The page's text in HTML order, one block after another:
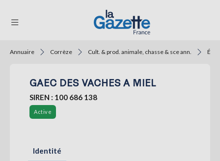
RÉGIONS
FORMATS
SERVICES
Annuaire Corrèze Cult. & prod. animale, chasse & sce ann.
GAEC DES VACHES A MIEL
SIREN : 100 686 138
Active
Identité